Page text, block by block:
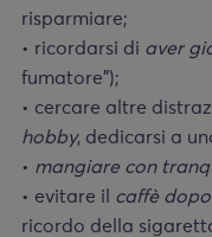
risparmiare;
• ricordarsi di aver
fumatore”);
• cercare altre
hobby, dedicarsi a
• mangiare con
• evitare il caffè
ricordo della